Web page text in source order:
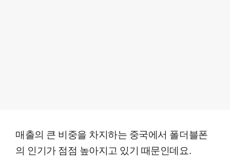
매출의 큰 비중을 차지하는 중국에서 폴더블폰
의 인기가 점점 높아지고 있기 때문인데요.